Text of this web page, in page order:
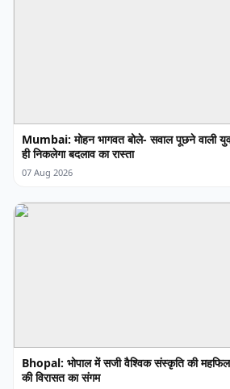
Mumbai: मोहन भागवत बोले- सवाल पूछने वाली
ही निकलेगा बदलाव का रास्ता
07 Aug 2026
Bhopal: भोपाल में सजी वैश्विक संस्कृति की
की विरासत का संगम